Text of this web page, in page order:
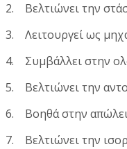
2. Βελτιώνει την
3. Λειτουργεί ως
4. Συμβάλλει στην
5. Βελτιώνει την
6. Βοηθά στην
7. Βελτιώνει την